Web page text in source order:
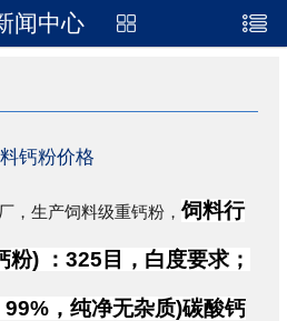
新闻资讯
企业地图
联系我们
闻中心
钙粉价格
，生产饲料级重钙粉，饲料行
粉) ：325 目，白度要求 ；
99%，纯净无杂质)碳酸钙